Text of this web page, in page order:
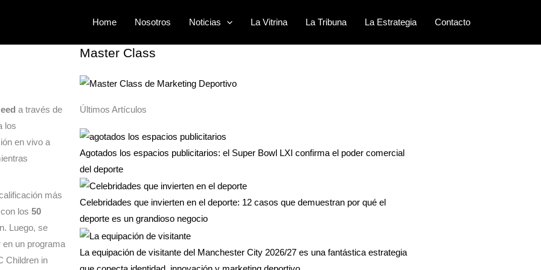
Home Nosotros Noticias La Vitrina La Tribuna La Estrategia Contacto
de simulación
a través de
los
en vivo a
más
los 50
Luego, se
un programa
Children in
Buscar
Master Class
Últimos Artículos
Agotados los espacios publicitarios: el Super Bowl LXI confirma el poder comercial
del deporte
Celebridades que invierten en el deporte: 12 casos que demuestran por qué el
deporte es un grandioso negocio
La equipación de visitante del Manchester City 2026/27 es una fantástica estrategia